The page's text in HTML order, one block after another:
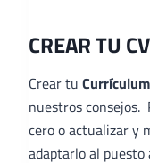
CREAR TU
Crear tu
nuestros consejos.
cero o actualizar y
adaptarlo al puesto